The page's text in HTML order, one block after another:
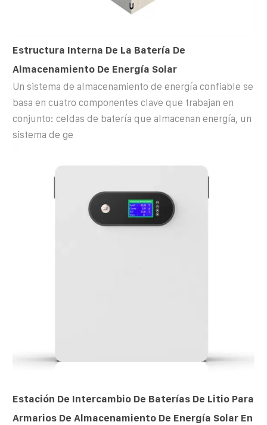
Estructura Interna De La Batería De
Almacenamiento De Energía Solar
Un sistema de almacenamiento de energía confiable se
basa en cuatro componentes clave que trabajan en
conjunto: celdas de batería que almacenan energía, un
sistema de ge
Estación De Intercambio De Baterías De Litio Para
Armarios De Almacenamiento De Energía Solar En